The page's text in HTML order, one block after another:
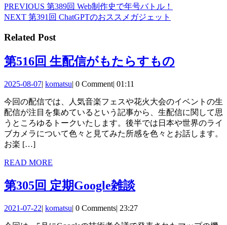
投
稿
ナ
ビ
ー
シ
ョ
ン
PREVIOUS Previous
post:
第389回 Web制作史で年号バトル！
NEXT Next
第391回 ChatGPTのおススメガジェット
Related Post
第516回 生配信がもたらすもの
生
配
信
す
2025-08-072025-
07
| komatsukomatsu
| 0 Comment| 01:11
今回の配信では、人気音楽フェスや花火大会のイベントの生
配信が注目を集めているという記事から、生配信に関して思
うところゆるトークいたします。後半では日本や世界のライ
ブカメラについて色々と見てみた所感を色々とお話します。
お楽 […]
READ MORE
第305回 定期Google雑談第
回
2021-07-222021-
| komatsukomatsu
| 0 Comments| 23:27